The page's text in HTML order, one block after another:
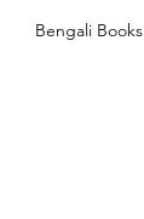
Bengali Books